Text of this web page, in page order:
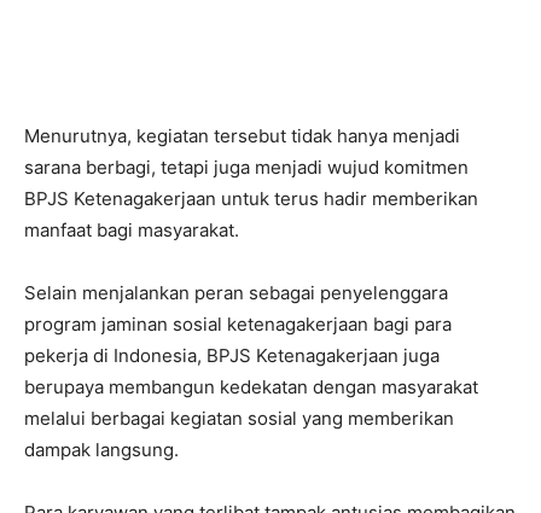
Menurutnya, kegiatan tersebut tidak hanya menjadi
sarana berbagi, tetapi juga menjadi wujud komitmen
BPJS Ketenagakerjaan untuk terus hadir memberikan
manfaat bagi masyarakat.
Selain menjalankan peran sebagai penyelenggara
program jaminan sosial ketenagakerjaan bagi para
pekerja di Indonesia, BPJS Ketenagakerjaan juga
berupaya membangun kedekatan dengan masyarakat
melalui berbagai kegiatan sosial yang memberikan
dampak langsung.